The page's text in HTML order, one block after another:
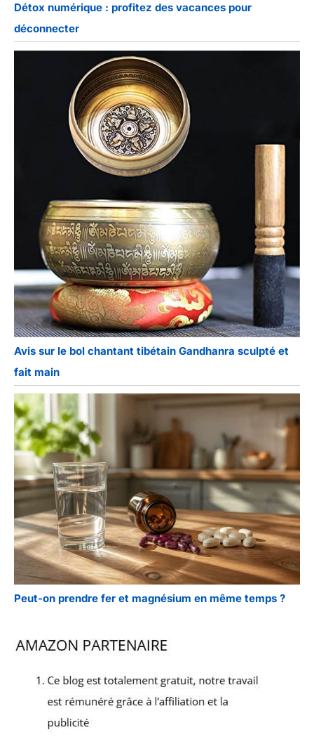
Détox numérique : profitez des vacances pour
déconnecter
Avis sur le bol chantant tibétain Gandhanra sculpté et
fait main
Peut-on prendre fer et magnésium en même temps ?